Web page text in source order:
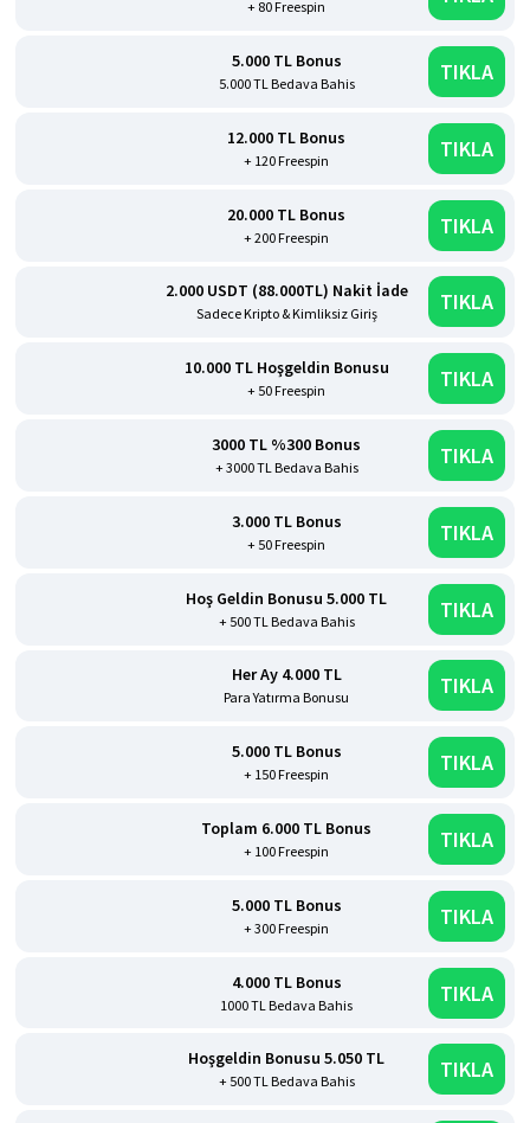
+ 80 Freespin
5.000 TL Bonus
5.000 TL Bedava Bahis TIKLA
12.000 TL Bonus
+ 120 Freespin TIKLA
20.000 TL Bonus
+ 200 Freespin TIKLA
2.000 USDT (88.000TL) Nakit İade
Sadece Kripto & Kimliksiz Giriş TIKLA
10.000 TL Hoşgeldin Bonusu
+ 50 Freespin TIKLA
3000 TL %300 Bonus
+ 3000 TL Bedava Bahis TIKLA
3.000 TL Bonus
+ 50 Freespin TIKLA
Hoş Geldin Bonusu 5.000 TL
+ 500 TL Bedava Bahis TIKLA
Her Ay 4.000 TL
Para Yatırma Bonusu TIKLA
5.000 TL Bonus
+ 150 Freespin TIKLA
Toplam 6.000 TL Bonus
+ 100 Freespin TIKLA
5.000 TL Bonus
+ 300 Freespin TIKLA
4.000 TL Bonus
1000 TL Bedava Bahis TIKLA
Hoşgeldin Bonusu 5.050 TL
+ 500 TL Bedava Bahis TIKLA